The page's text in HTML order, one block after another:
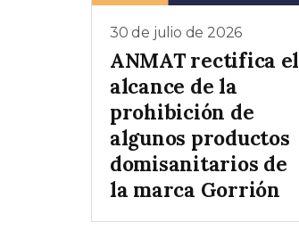
30 de julio de 2026
ANMAT rectifica el
alcance de la
prohibición de
algunos productos
domisanitarios de
la marca Gorrión